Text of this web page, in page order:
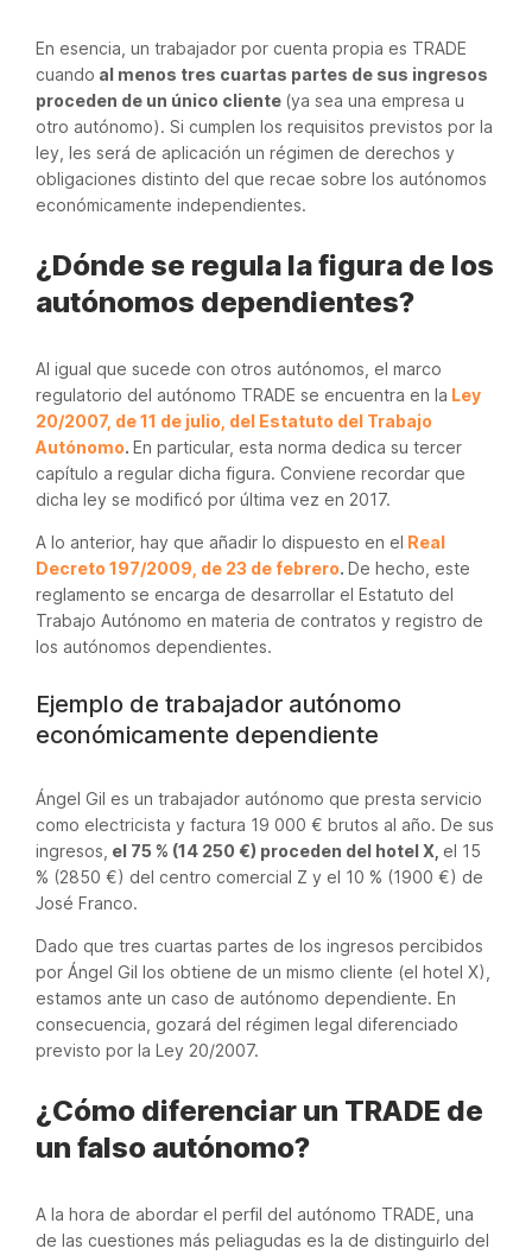
En esencia, un trabajador por cuenta propia es TRADE
cuando al menos tres cuartas partes de sus ingresos
proceden de un único cliente (ya sea una empresa u
otro autónomo). Si cumplen los requisitos previstos por la
ley, les será de aplicación un régimen de derechos y
obligaciones distinto del que recae sobre los autónomos
económicamente independientes.
¿Dónde se regula la figura de los
autónomos dependientes?
Al igual que sucede con otros autónomos, el marco
regulatorio del autónomo TRADE se encuentra en la Ley
20/2007, de 11 de julio, del Estatuto del Trabajo
Autónomo. En particular, esta norma dedica su tercer
capítulo a regular dicha figura. Conviene recordar que
dicha ley se modificó por última vez en 2017.
A lo anterior, hay que añadir lo dispuesto en el Real
Decreto 197/2009, de 23 de febrero. De hecho, este
reglamento se encarga de desarrollar el Estatuto del
Trabajo Autónomo en materia de contratos y registro de
los autónomos dependientes.
Ejemplo de trabajador autónomo
económicamente dependiente
Ángel Gil es un trabajador autónomo que presta servicio
como electricista y factura 19 000 € brutos al año. De sus
ingresos, el 75 % (14 250 €) proceden del hotel X, el 15
% (2850 €) del centro comercial Z y el 10 % (1900 €) de
José Franco.
Dado que tres cuartas partes de los ingresos percibidos
por Ángel Gil los obtiene de un mismo cliente (el hotel X),
estamos ante un caso de autónomo dependiente. En
consecuencia, gozará del régimen legal diferenciado
previsto por la Ley 20/2007.
¿Cómo diferenciar un TRADE de
un falso autónomo?
A la hora de abordar el perfil del autónomo TRADE, una
de las cuestiones más peliagudas es la de distinguirlo del